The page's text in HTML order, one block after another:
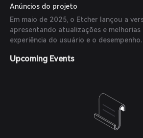
Anúncios do projeto
Em maio de 2025, o Etcher lançou a
apresentando atualizações e melhorias
experiência do usuário e o desempenho.
Upcoming Events